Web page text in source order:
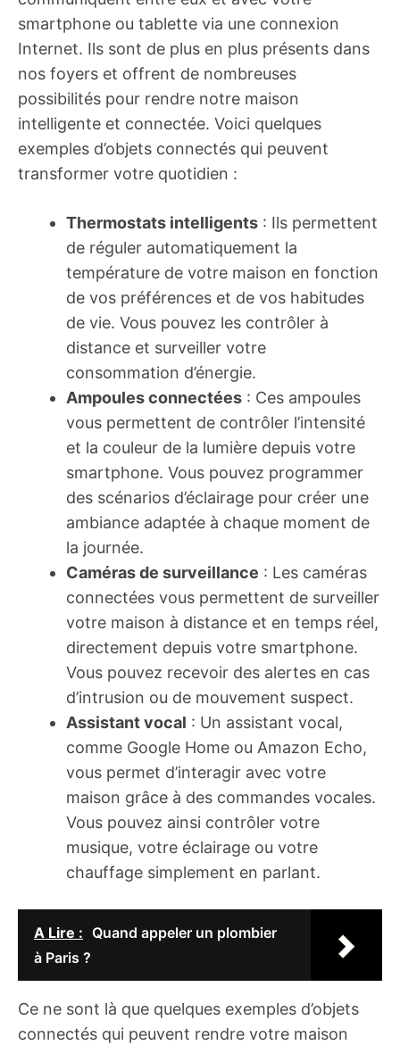
smartphone ou tablette via une connexion
Internet. Ils sont de plus en plus présents dans
nos foyers et offrent de nombreuses
possibilités pour rendre notre maison
intelligente et connectée. Voici quelques
exemples d’objets connectés qui peuvent
transformer votre quotidien :
Thermostats intelligents : Ils permettent
de réguler automatiquement la
température de votre maison en fonction
de vos préférences et de vos habitudes
de vie. Vous pouvez les contrôler à
distance et surveiller votre
consommation d’énergie.
Ampoules connectées : Ces ampoules
vous permettent de contrôler l’intensité
et la couleur de la lumière depuis votre
smartphone. Vous pouvez programmer
des scénarios d’éclairage pour créer une
ambiance adaptée à chaque moment de
la journée.
Caméras de surveillance : Les caméras
connectées vous permettent de surveiller
votre maison à distance et en temps réel,
directement depuis votre smartphone.
Vous pouvez recevoir des alertes en cas
d’intrusion ou de mouvement suspect.
Assistant vocal : Un assistant vocal,
comme Google Home ou Amazon Echo,
vous permet d’interagir avec votre
maison grâce à des commandes vocales.
Vous pouvez ainsi contrôler votre
musique, votre éclairage ou votre
chauffage simplement en parlant.
A Lire : Quand appeler un plombier
à Paris ?
Ce ne sont là que quelques exemples d’objets
connectés qui peuvent rendre votre maison